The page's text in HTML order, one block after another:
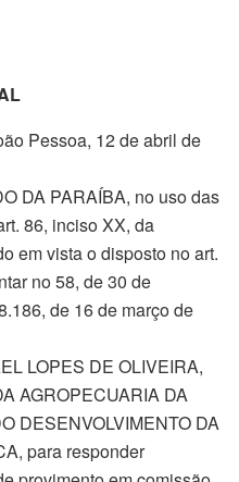
Pessoa, 12 de abril de
DA PARAÍBA, no uso das
86, inciso XX, da
em vista o disposto no art.
no 58, de 30 de
de 16 de março de
LOPES DE OLIVEIRA,
AGROPECUARIA DA
DESENVOLVIMENTO DA
para responder